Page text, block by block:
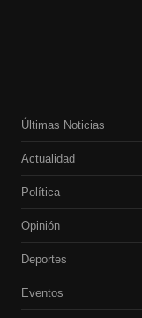
Últimas Noticias
Actualidad
Política
Opinión
Deportes
Eventos